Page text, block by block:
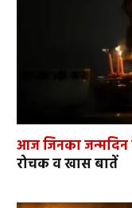
आज जिनका जन्मदिन
रोचक व खास बातें